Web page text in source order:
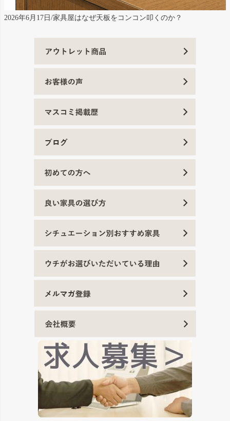
2026年6月17日/家具屋はなぜ天板をコンコン叩くのか？